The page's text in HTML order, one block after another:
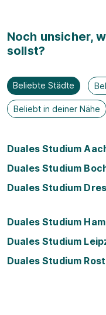
Noch unsicher,
sollst?
Beliebte Städte
Beliebt in deiner Nähe
Duales Studium
Duales Studium
Duales Studium
Duales Studium
Duales Studium
Duales Studium